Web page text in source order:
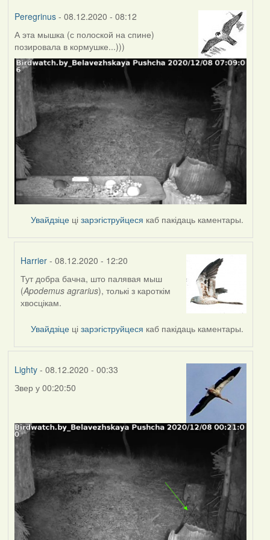
Peregrinus- 08.12.2020 - 08:12
А эта мышка (с полоской на спине)
позировала в кормушке...)))
Увайдзіце цізарэгіструйцеся каб пакідаць каментары.
Harrier - 08.12.2020 - 12:20
In
reply
to
Peregrinus
Тут добра бачна, што палявая мыш
(Apodemus agrarius), толькі з кароткім
хвосцікам.
Увайдзіце цізарэгіструйцеся каб пакідаць каментары.
Lighty- 08.12.2020 - 00:33
Звер у 00:20:50